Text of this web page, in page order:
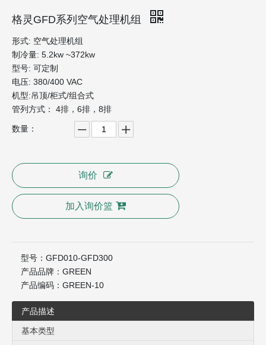
格灵GFD系列空气处理机组
形式: 空气处理机组
制冷量: 5.2kw ~372kw
型号: 可定制
电压: 380/400 VAC
机型:吊顶/柜式/组合式
管列方式： 4排，6排，8排
数量：
询价
加入询价篮
型号： GFD010-GFD300
产品品牌： GREEN
产品编码： GREEN-10
产品描述
基本类型